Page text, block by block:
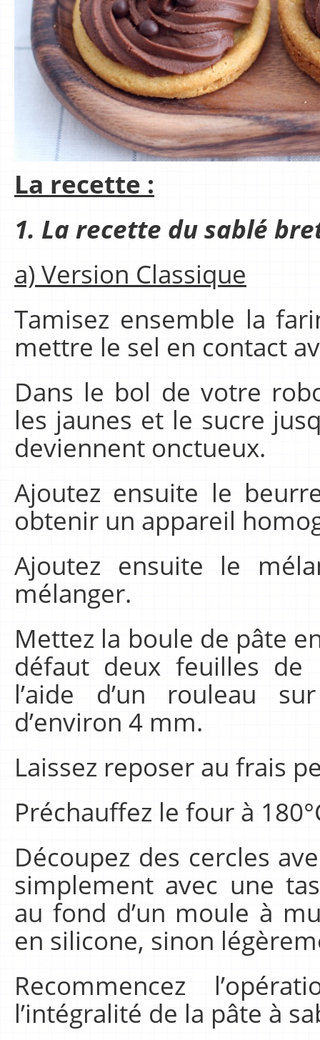
La recette :
1. La recette du sablé
a) Version Classique
Tamisez ensemble la
mettre le sel en contact
Dans le bol de votre
les jaunes et le sucre
deviennent onctueux.
Ajoutez ensuite le
obtenir un appareil
Ajoutez ensuite le
mélanger.
Mettez la boule de pâte
défaut deux feuilles de
l’aide d’un rouleau
d’environ 4 mm.
Laissez reposer au frais
Préchauffez le four à
Découpez des cercles
simplement avec une
au fond d’un moule à
en silicone, sinon
Recommencez
l’intégralité de la pâte à